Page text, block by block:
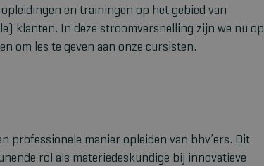
en trainingen op het gebied van
klanten. In deze stroomversnelling zijn we nu op
om les te geven aan onze cursisten.
professionele manier opleiden van bhv’ers. Dit
rol als materiedeskundige bij innovatieve